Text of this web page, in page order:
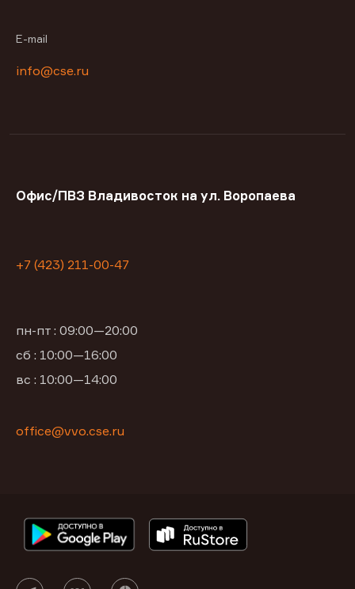
E-mail
info@cse.ru
Офис/ПВЗ Владивосток на ул. Воропаева
+7 (423) 211-00-47
пн-пт : 09:00—20:00
сб : 10:00—16:00
вс : 10:00—14:00
office@vvo.cse.ru